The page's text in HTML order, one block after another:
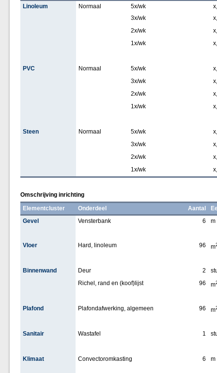
Linoleum
Normaal 5x/wk
3x/wk
2x/wk
1x/wk
PVC Normaal 5x/wk
3x/wk
2x/wk
1x/wk
Steen Normaal 5x/wk
3x/wk
2x/wk
1x/wk
Omschrijving inrichting
Elementcluster
Onderdeel Aantal
Gevel
Vensterbank 6 m
Vloer Hard, linoleum 96 m
Binnenwand Deur 2
Richel, rand en (koof)lijst
96 m
Plafond Plafondafwerking, algemeen 96 m
Sanitair Wastafel 1
Klimaat Convectoromkasting 6 m